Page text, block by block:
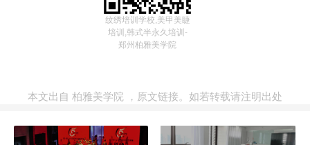
纹绣培训学校,美甲美睫
培训,韩式半永久培训-
郑州柏雅美学院
本文出自 柏雅美学院 ， 原文链接。如若转载请注明出处